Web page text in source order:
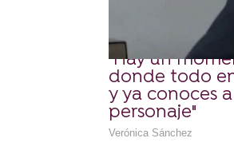
"Hay un
donde todo
y ya conoces
personaje"
Verónica Sánchez